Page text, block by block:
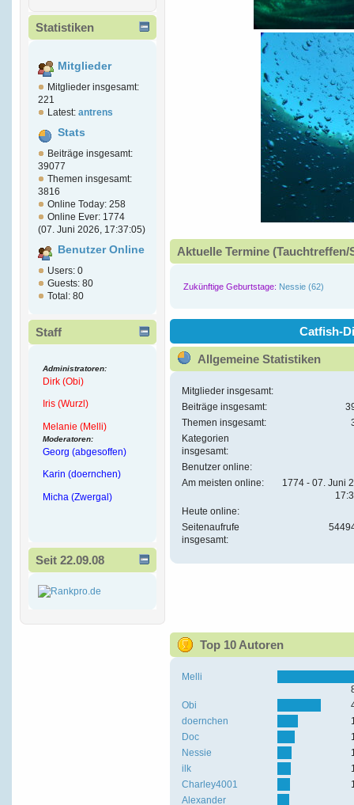
Statistiken
Mitglieder
Mitglieder insgesamt:
221
Latest: antrens
Stats
Beiträge insgesamt:
39077
Themen insgesamt:
3816
Online Today: 258
Online Ever: 1774
(07. Juni 2026, 17:37:05)
Benutzer Online
Users: 0
Guests: 80
Total: 80
Staff
Administratoren:
Dirk (Obi)
Iris (Wurzl)
Melanie (Melli)
Moderatoren:
Georg (abgesoffen)
Karin (doernchen)
Micha (Zwergal)
Seit 22.09.08
Aktuelle Termine
Zukünftige Geburtstage: Nessie (62)
Catfish-
Allgemeine Statistiken
Mitglieder insgesamt:
Beiträge insgesamt:
Themen insgesamt:
Kategorien
insgesamt:
Benutzer online:
Am meisten online:
1774 - 07. Juni
Heute online:
Seitenaufrufe
insgesamt:
Top 10 Autoren
Melli
Obi
doernchen
Doc
Nessie
ilk
Charley4001
Alexander